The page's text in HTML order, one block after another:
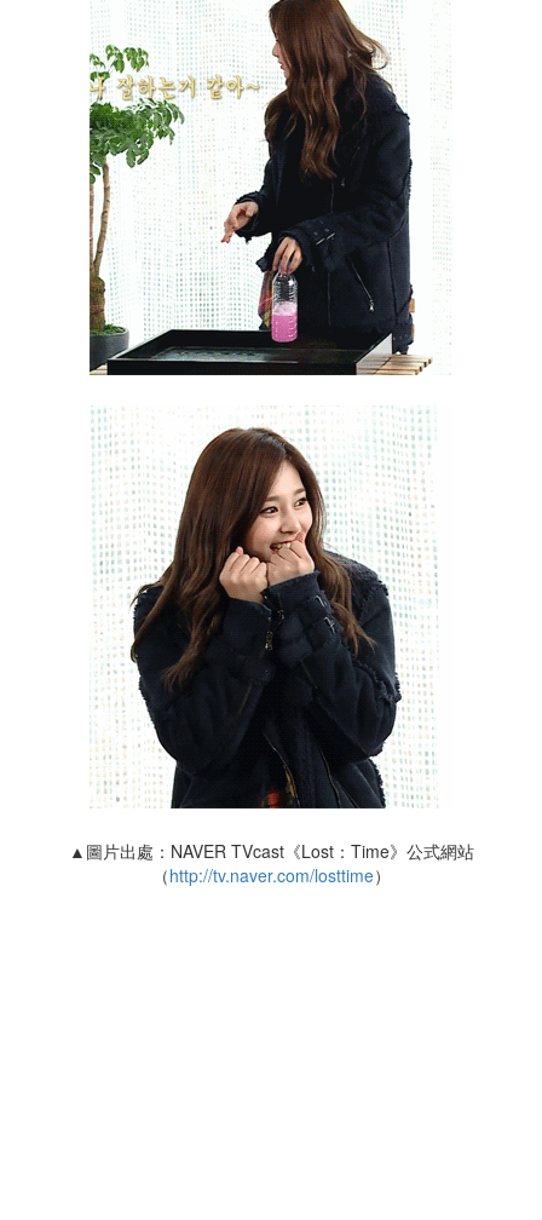
▲圖片出處：NAVER TVcast《Lost：Time》公式網站
（http://tv.naver.com/losttime）